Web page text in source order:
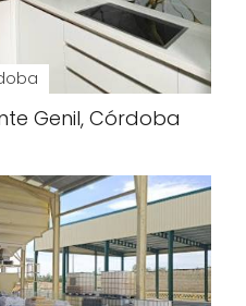
Genil, Córdoba